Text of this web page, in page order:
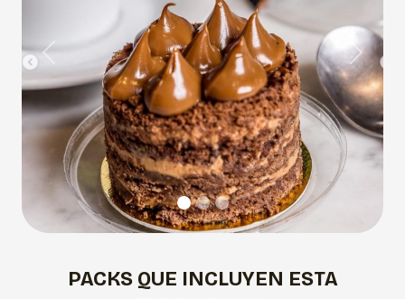
Previous Next
PACKS QUE INCLUYEN ESTA